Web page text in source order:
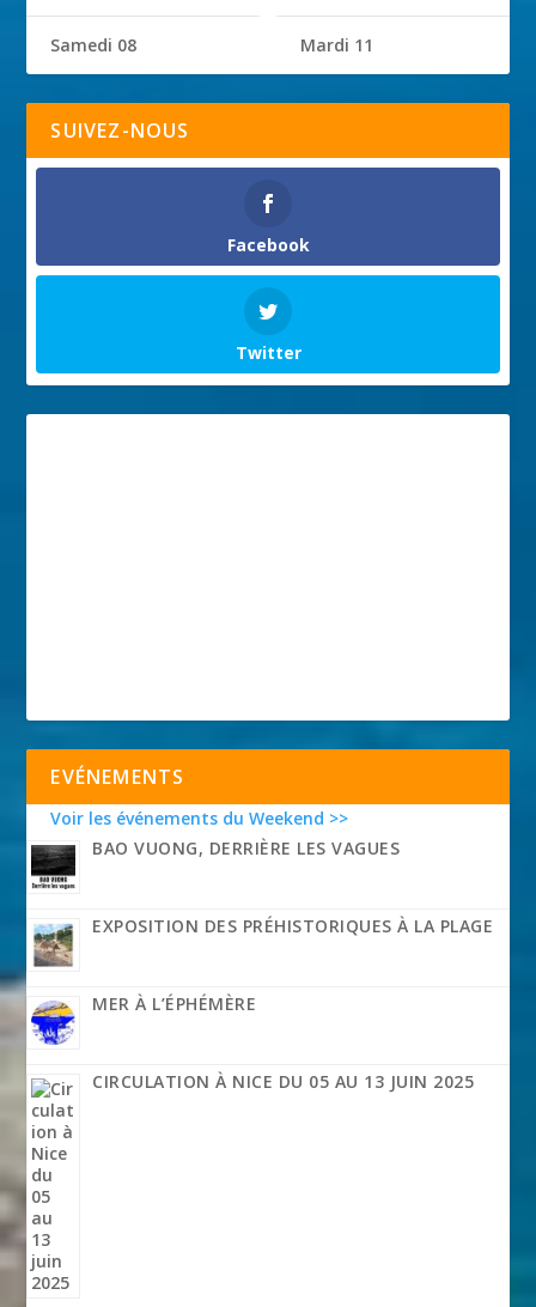
Samedi 08 Mardi 11
SUIVEZ-NOUS
Facebook
Twitter
EVÉNEMENTS
Voir les événements du Weekend >>
BAO VUONG, DERRIÈRE LES VAGUES
EXPOSITION DES PRÉHISTORIQUES À LA PLAGE
MER À L’ÉPHÉMÈRE
CIRCULATION À NICE DU 05 AU 13 JUIN 2025